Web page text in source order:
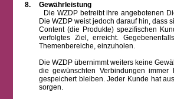
8.
Gewährleistung
Die WZDP betreibt ihre angebotenen
Die WZDP weist jedoch darauf hin, dass
Content (die Produkte) spezifischen
verfolgtes Ziel, erreicht.
Themenbereiche, einzuholen.
Die WZDP übernimmt weiters keine
die gewünschten Verbindungen
gespeichert bleiben. Jeder Kunde hat
sorgen.